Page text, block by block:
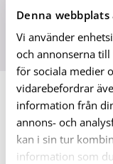
Denna
Vi använder
och annonserna
för sociala medier
vidarebefordrar
information från
annons- och
kan i sin tur
information som
Du är här: Regler